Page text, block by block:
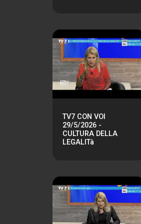
TV7 CON VOI
29/5/2026 -
CULTURA DELLA
LEGALITà